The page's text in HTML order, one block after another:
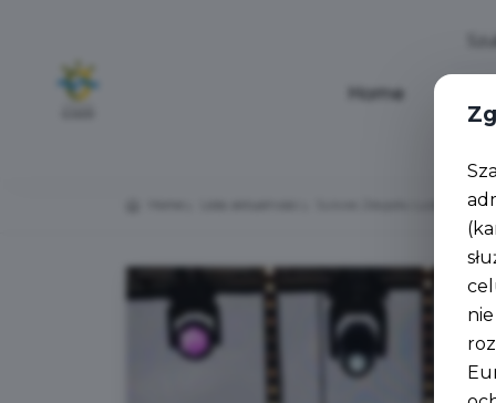
Home
Sukces Zespołu Ludowego